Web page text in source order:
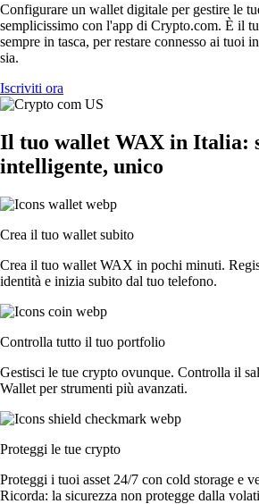
Configurare un wallet digitale per gestire le
semplicissimo con l'app di Crypto.com. È il
sempre in tasca, per restare connesso ai tuoi
sia.
Iscriviti ora
Il tuo wallet WAX in Italia:
intelligente, unico
Crea il tuo wallet subito
Crea il tuo wallet WAX in pochi minuti.
identità e inizia subito dal tuo telefono.
Controlla tutto il tuo portfolio
Gestisci le tue crypto ovunque. Controlla il
Wallet per strumenti più avanzati.
Proteggi le tue crypto
Proteggi i tuoi asset 24/7 con cold storage e
Ricorda: la sicurezza non protegge dalla